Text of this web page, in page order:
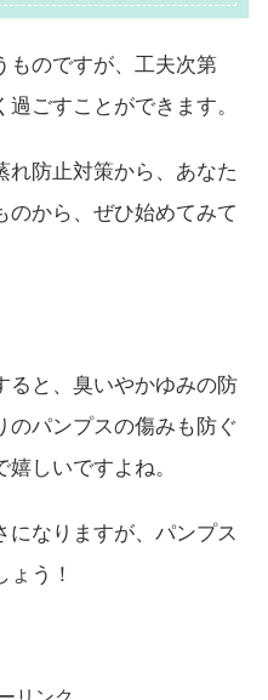
ものですが、工夫次第
ごすことができます。
れ防止対策から、あなた
のから、ぜひ始めてみて
ると、臭いやかゆみの防
のパンプスの傷みも防ぐ
しいですよね。
になりますが、パンプス
う！